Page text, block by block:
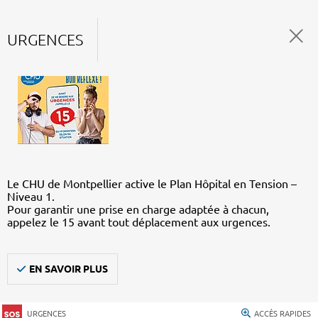
URGENCES
Le CHU de Montpellier active le Plan Hôpital en Tension –
Niveau 1.
Pour garantir une prise en charge adaptée à chacun,
appelez le 15 avant tout déplacement aux urgences.
EN SAVOIR PLUS
URGENCES ACCÈS RAPIDES